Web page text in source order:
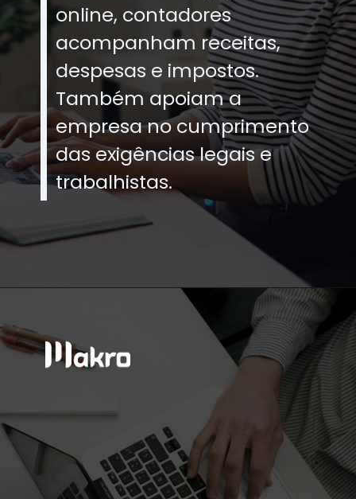
online, contadores
acompanham receitas,
despesas e impostos.
Também apoiam a
empresa no cumprimento
das exigências legais e
trabalhistas.